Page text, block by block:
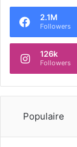
2.1M
Followers
126k
Followers
Populaire